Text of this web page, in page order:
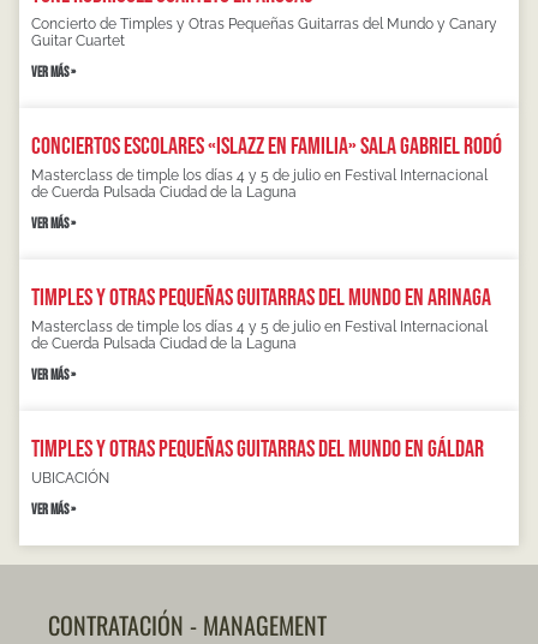
Concierto de Timples y Otras Pequeñas Guitarras del Mundo y Canary
Guitar Cuartet
VER MÁS »
Conciertos escolares «Islazz en familia» Sala Gabriel Rodó
Masterclass de timple los días 4 y 5 de julio en Festival Internacional
de Cuerda Pulsada Ciudad de la Laguna
VER MÁS »
Timples y otras pequeñas guitarras del mundo en Arinaga
Masterclass de timple los días 4 y 5 de julio en Festival Internacional
de Cuerda Pulsada Ciudad de la Laguna
VER MÁS »
Timples y otras pequeñas guitarras del mundo en Gáldar
UBICACIÓN
VER MÁS »
CONTRATACIÓN - MANAGEMENT